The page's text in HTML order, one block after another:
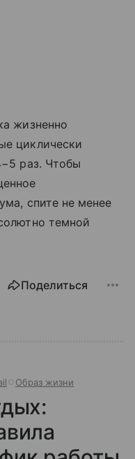
жизненно
циклически
раз. Чтобы
спите не менее
темной
Поделиться
Образ жизни